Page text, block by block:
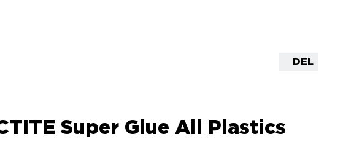
DEL
Super Glue All Plastics